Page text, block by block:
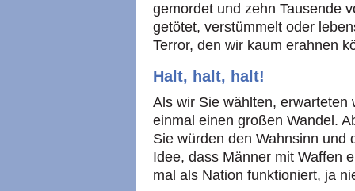
gemordet und zehn Tausende
getötet, verstümmelt oder
Terror, den wir kaum erahnen
Halt, halt, halt!
Als wir Sie wählten, erwarteten
einmal einen großen Wandel.
Sie würden den Wahnsinn und
Idee, dass Männer mit Waffen
mal als Nation funktioniert, ja